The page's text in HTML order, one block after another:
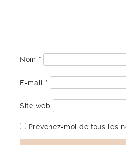
Nom *
E-mail *
Site web
Prévenez-moi de tous les